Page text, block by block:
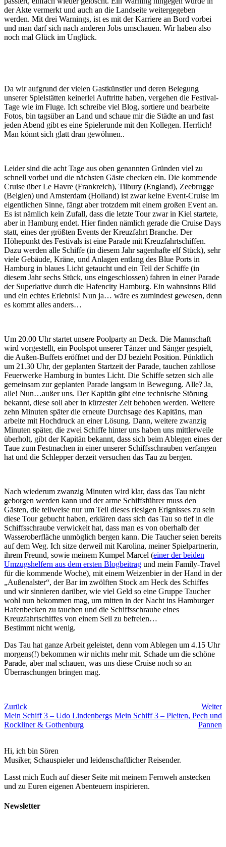
der Akte vermerkt und auch an die Landseite weitergegeben
werden. Mit drei Warnings, ist es mit der Karriere an Bord vorbei
und man darf sich nach anderen Jobs umschauen. Wir haben also
noch mal Glück im Unglück.
Da wir aufgrund der vielen Gastkünstler und deren Belegung
unserer Spielstätten keinerlei Auftritte haben, vergehen die Festival-
Tage wie im Fluge. Ich schreibe viel Blog, sortiere und bearbeite
Fotos, bin tagsüber an Land und schaue mir die Städte an und fast
jeden Abend gibt es eine Spielerunde mit den Kollegen. Herrlich!
Man könnt sich glatt dran gewöhnen..
Leider sind die acht Tage aus oben genannten Gründen viel zu
schnell vorbei und die nächsten Gäste checken ein. Die kommende
Cruise über Le Havre (Frankreich), Tilbury (England), Zeebrugge
(Belgien) und Amsterdam (Holland) ist zwar keine Event-Cruise im
eigentlichen Sinne, fängt aber trotzdem mit einem großen Event an.
Es ist nämlich kein Zufall, dass die letzte Tour zwar in Kiel startete,
aber in Hamburg endet. Hier finden nämlich gerade die Cruise Days
statt, eines der größten Events der Kreuzfahrt Branche. Der
Höhepunkt des Festivals ist eine Parade mit Kreuzfahrtschiffen.
Dazu werden alle Schiffe (in diesem Jahr sagenhafte elf Stück), sehr
viele Gebäude, Kräne, und Anlagen entlang des Blue Ports in
Hamburg in blaues Licht getaucht und ein Teil der Schiffe (in
diesem Jahr sechs Stück, uns eingeschlossen) fahren in einer Parade
der Superlative durch die Hafencity Hamburg. Ein wahnsinns Bild
und ein echtes Erlebnis! Nun ja… wäre es zumindest gewesen, denn
es kommt alles anders…
Um 20.00 Uhr startet unsere Poolparty an Deck. Die Mannschaft
wird vorgestellt, ein Poolspot unserer Tänzer und Sänger gespielt,
die Außen-Buffets eröffnet und der DJ bezieht Position. Pünktlich
um 21.30 Uhr, der geplanten Startzeit der Parade, tauchen zahllose
Feuerwerke Hamburg in buntes Licht. Die Schiffe setzen sich alle
gemeinsam zur geplanten Parade langsam in Bewegung. Alle? Ja,
alle! Nun…außer uns. Der Kapitän gibt eine technische Störung
bekannt, diese soll aber in kürzester Zeit behoben werden. Weitere
zehn Minuten später die erneute Durchsage des Kapitäns, man
arbeite mit Hochdruck an einer Lösung. Dann, weitere zwanzig
Minuten später, die zwei Schiffe hinter uns haben uns mittlerweile
überholt, gibt der Kapitän bekannt, dass sich beim Ablegen eines der
Taue zum Festmachen in einer unserer Schiffsschrauben verfangen
hat und die Schlepper derzeit versuchen das Tau zu bergen.
Nach wiederum zwanzig Minuten wird klar, dass das Tau nicht
geborgen werden kann und der arme Schiffsführer muss den
Gästen, die teilweise nur um Teil dieses riesigen Erignisses zu sein
diese Tour gebucht haben, erklären dass sich das Tau so tief in die
Schiffsschraube verwickelt hat, dass man es von oberhalb der
Wasseroberfläche unmöglich bergen kann. Die Taucher seien bereits
auf dem Weg. Ich sitze derweil mit Karolina, meiner Spielpartnerin,
ihrem Freund, sowie meinem Kumpel Marcel (einer der beiden
Umzugshelfern aus dem ersten Blogbeitrag und mein Family-Travel
für die kommende Woche), mit einem Weizenbier in der Hand in der
„Außenalster“, der Bar im zwölften Stock am Heck des Schiffes
und wir sinnieren darüber, wie viel Geld so eine Gruppe Taucher
wohl nun bekommen mag, um mitten in der Nacht ins Hamburger
Hafenbecken zu tauchen und die Schiffsschraube eines
Kreuzfahrtschiffes von einem Seil zu befreien…
Bestimmt nicht wenig.
Das Tau hat ganze Arbeit geleistet, denn vom Ablegen um 4.15 Uhr
morgens(!) bekommen wir nichts mehr mit. Schade um die schöne
Parade, aber mal schauen, was uns diese Cruise noch so an
Überraschungen bringen mag.
Zurück
Mein Schiff 3 – Udo Lindenbergs
Rockliner & Gothenburg
Weiter
Mein Schiff 3 – Pleiten, Pech und
Pannen
Hi, ich bin Sören
Musiker, Schauspieler und leidenschaftlicher Reisender.
Lasst mich Euch auf dieser Seite mit meinem Fernweh anstecken
und zu Euren eigenen Abenteuern inspirieren.
Newsletter